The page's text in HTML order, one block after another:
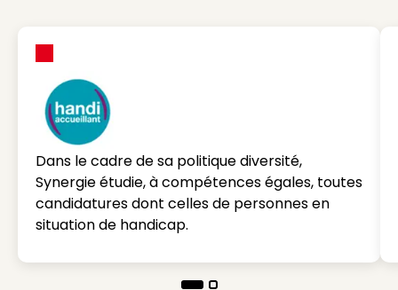
Dans le cadre de sa politique diversité,
Synergie étudie, à compétences égales, toutes
candidatures dont celles de personnes en
situation de handicap.